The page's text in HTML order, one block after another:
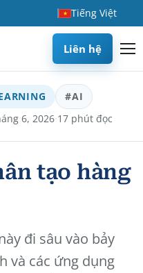
Tiếng Việt
Liên hệ
#AI
6, 2026·17 phút đọc
tạo hàng
đi sâu vào bảy
và các ứng dụng